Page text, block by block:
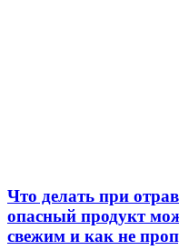
Что делать при
опасный продукт
свежим и как не